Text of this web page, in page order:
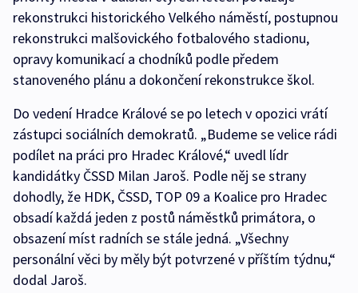
rekonstrukci historického Velkého náměstí, postupnou
rekonstrukci malšovického fotbalového stadionu,
opravy komunikací a chodníků podle předem
stanoveného plánu a dokončení rekonstrukce škol.
Do vedení Hradce Králové se po letech v opozici vrátí
zástupci sociálních demokratů. „Budeme se velice rádi
podílet na práci pro Hradec Králové,“ uvedl lídr
kandidátky ČSSD Milan Jaroš. Podle něj se strany
dohodly, že HDK, ČSSD, TOP 09 a Koalice pro Hradec
obsadí každá jeden z postů náměstků primátora, o
obsazení míst radních se stále jedná. „Všechny
personální věci by měly být potvrzené v příštím týdnu,“
dodal Jaroš.